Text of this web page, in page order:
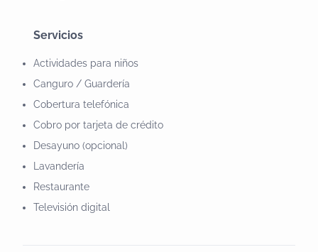
Servicios
Actividades para niños
Canguro / Guardería
Cobertura telefónica
Cobro por tarjeta de crédito
Desayuno (opcional)
Lavandería
Restaurante
Televisión digital